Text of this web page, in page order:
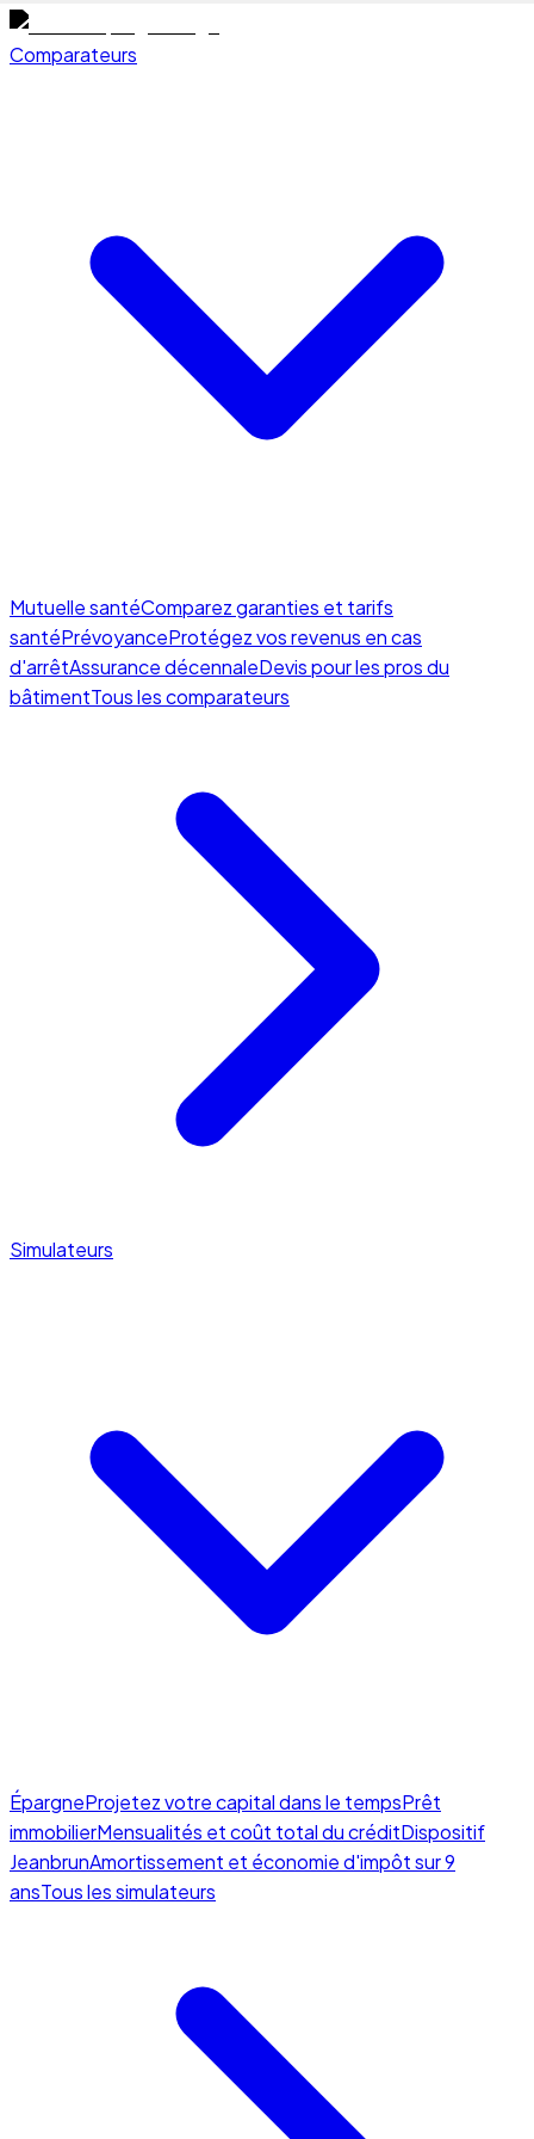
Comparateurs
Mutuelle santéComparez garanties et tarifs
santéPrévoyanceProtégez vos revenus en cas
d'arrêtAssurance décennaleDevis pour les pros du
bâtimentTous les comparateurs
Simulateurs
ÉpargneProjetez votre capital dans le tempsPrêt
immobilierMensualités et coût total du créditDispositif
JeanbrunAmortissement et économie d'impôt sur 9
ansTous les simulateurs